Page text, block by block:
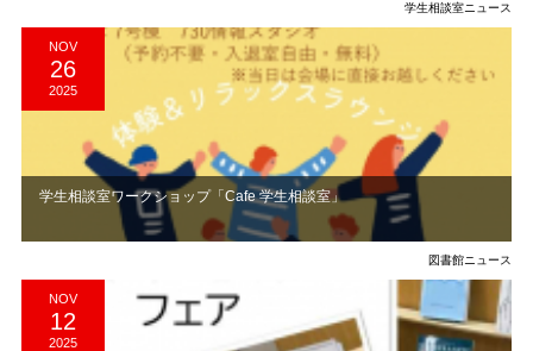
学生相談室ニュース
NOV
26
2025
学生相談室ワークショップ「Cafe 学生相談室」
図書館ニュース
NOV
12
2025